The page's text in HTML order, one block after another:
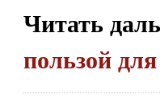
Читать
пользой